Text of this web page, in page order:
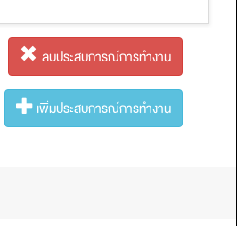
ลบประสบการณ์การทํางาน
เพิ่มประสบการณ์การทํางาน